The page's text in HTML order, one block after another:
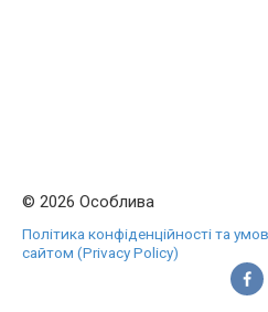
© 2026 Особлива
Політика конфіденційності та
сайтом (Privacy Policy)